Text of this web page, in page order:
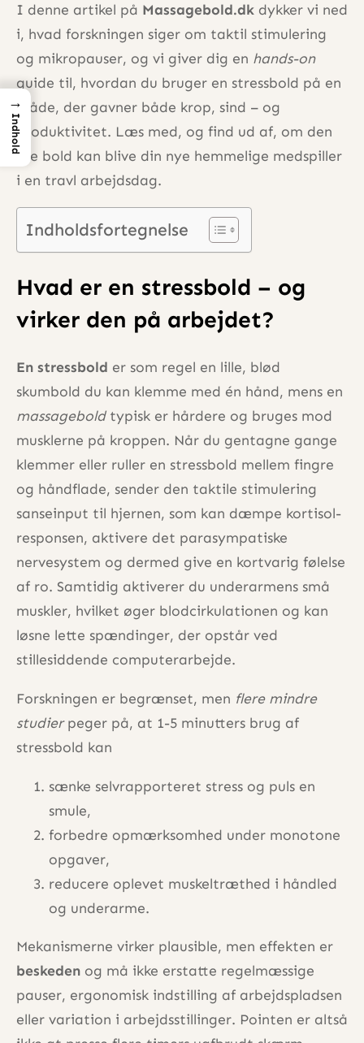
I denne artikel på Massagebold.dk dykker vi ned
i, hvad forskningen siger om taktil stimulering
og mikropauser, og vi giver dig en hands-on
guide til, hvordan du bruger en stressbold på en
måde, der gavner både krop, sind – og
produktivitet. Læs med, og find ud af, om den
lille bold kan blive din nye hemmelige medspiller
i en travl arbejdsdag.
Indholdsfortegnelse
Hvad er en stressbold – og
virker den på arbejdet?
En stressbold er som regel en lille, blød
skumbold du kan klemme med én hånd, mens en
massageboldtypisk er hårdere og bruges mod
musklerne på kroppen. Når du gentagne gange
klemmer eller ruller en stressbold mellem fingre
og håndflade, sender den taktile stimulering
sanseinput til hjernen, som kan dæmpe kortisol-
responsen, aktivere det parasympatiske
nervesystem og dermed give en kortvarig følelse
af ro. Samtidig aktiverer du underarmens små
muskler, hvilket øger blodcirkulationen og kan
løsne lette spændinger, der opstår ved
stillesiddende computerarbejde.
Forskningen er begrænset, men flere mindre
studierpeger på, at 1-5 minutters brug af
stressbold kan
sænke selvrapporteret stress og puls en
smule,
forbedre opmærksomhed under monotone
opgaver,
reducere oplevet muskeltræthed i håndled
og underarme.
Mekanismerne virker plausible, men effekten er
beskeden og må ikke erstatte regelmæssige
pauser, ergonomisk indstilling af arbejdspladsen
eller variation i arbejdsstillinger. Pointen er altså
→
Indhold